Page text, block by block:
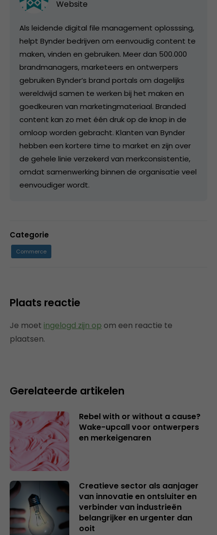
Website
Als leidende digital file management oplosssing,
helpt Bynder bedrijven om eenvoudig content te
maken, vinden en gebruiken. Meer dan 500.000
brandmanagers, marketeers en ontwerpers
gebruiken Bynder’s brand portals om dagelijks
wereldwijd samen te werken bij het maken en
goedkeuren van marketingmateriaal. Branded
content kan zo met één druk op de knop in de
omloop worden gebracht. Klanten van Bynder
hebben een kortere time to market en zijn over
de gehele linie verzekerd van merkconsistentie,
omdat samenwerking binnen de organisatie veel
eenvoudiger wordt.
Categorie
Commerce
Plaats reactie
Je moet ingelogd zijn op om een reactie te
plaatsen.
Gerelateerde artikelen
Rebel with or without a cause?
Wake-upcall voor ontwerpers
en merkeigenaren
Creatieve sector als aanjager
van innovatie en ontsluiter en
verbinder van industrieën
belangrijker en urgenter dan
ooit